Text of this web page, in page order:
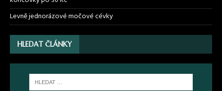
Levně jednorázové močové cévky
HLEDAT ČLÁNKY